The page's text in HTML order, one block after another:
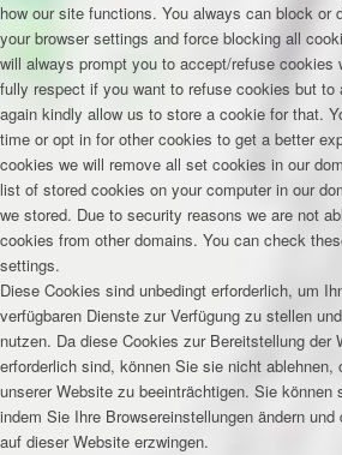
how our site functions. You always can block or
your browser settings and force blocking all
will always prompt you to accept/refuse cookies
fully respect if you want to refuse cookies but to
again kindly allow us to store a cookie for that.
time or opt in for other cookies to get a better
cookies we will remove all set cookies in our
list of stored cookies on your computer in our
we stored. Due to security reasons we are not
cookies from other domains. You can check
settings.
Diese Cookies sind unbedingt erforderlich, um
verfügbaren Dienste zur Verfügung zu stellen
nutzen. Da diese Cookies zur Bereitstellung der
erforderlich sind, können Sie sie nicht ablehnen,
unserer Website zu beeinträchtigen. Sie können
indem Sie Ihre Browsereinstellungen ändern
auf dieser Website erzwingen.